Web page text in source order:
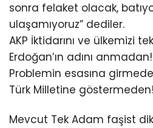
sonra felaket olacak,
ulaşamıyoruz” dediler.
AKP İktidarını ve ülkemizi
Erdoğan’ın adını anmadan!
Problemin esasına
Türk Milletine göstermeden!
Mevcut Tek Adam faşist